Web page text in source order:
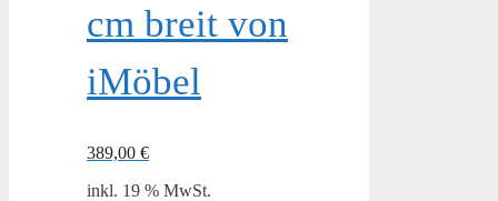
cm breit von
iMöbel
389,00 €
inkl. 19 % MwSt.